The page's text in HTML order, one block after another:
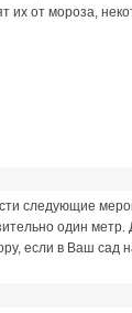
их от мороза,
следующие
один
если в Ваш сад